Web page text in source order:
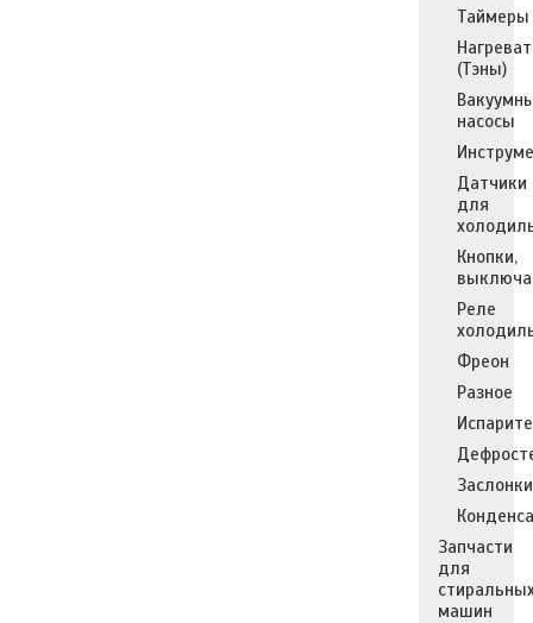
Таймеры
(Тэны)
насосы
Датчики
для
Кнопки,
Реле
Фреон
Разное
Заслонки
Запчасти
для
машин